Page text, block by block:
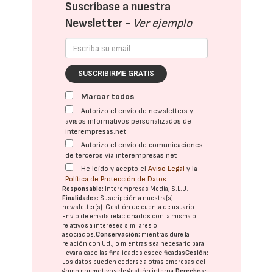
Suscríbase a nuestra
Newsletter - Ver ejemplo
SUSCRIBIRME GRATIS
Marcar todos
Autorizo el envío de newsletters y
avisos informativos personalizados de
interempresas.net
Autorizo el envío de comunicaciones
de terceros vía interempresas.net
He leído y acepto elAviso Legal y la
Política de Protección de Datos
Responsable: Interempresas Media, S.L.U.
Finalidades: Suscripción a nuestra(s)
newsletter(s). Gestión de cuenta de usuario.
Envío de emails relacionados con la misma o
relativos a intereses similares o
asociados.Conservación: mientras dure la
relación con Ud., o mientras sea necesario para
llevar a cabo las finalidades especificadasCesión:
Los datos pueden cederse a otras empresas del